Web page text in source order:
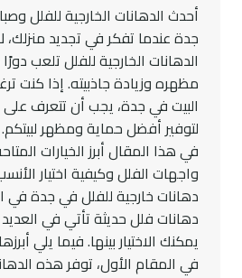
أحدث الدهانات الخارجية للفلل
جدة عندما تفكر في تجديد
الدهانات الخارجية للفلل تلعب
مظهره وزيادة جاذبيته. إذا كنت
البيت في جدة، يجب أن تتعرف على
لتوفير أفضل حماية ومظهر
في هذا المقال أبرز الخيارات
واجهات الفلل وكيفية اختيار
دهانات خارجية للفلل في جدة في
دهانات فلل حديثة تأتي في
يمكنك الاختيار بينها. فيما يلي
في المقام الأول، توفر هذه